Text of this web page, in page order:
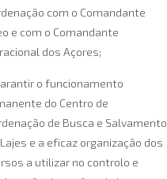
com o Comandante
e com o Comandante
dos Açores;
o funcionamento
do Centro de
de Busca e Salvamento
e a eficaz organização dos
a utilizar no controlo e